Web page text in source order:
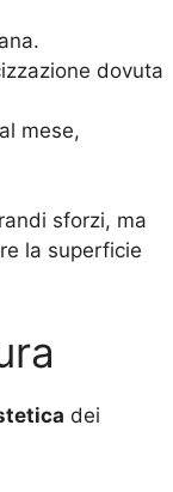
dovuta
mese,
sforzi, ma
la superficie
dei